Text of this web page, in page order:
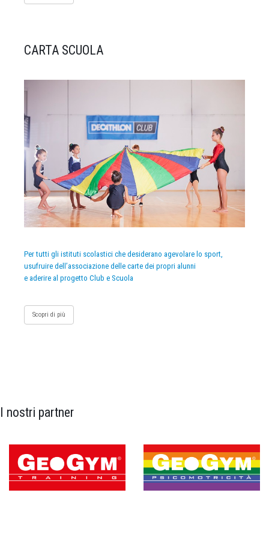
CARTA SCUOLA
Per tutti gli istituti scolastici che desiderano agevolare lo sport,
usufruire dell’associazione delle carte dei propri alunni
e aderire al progetto Club e Scuola
Scopri di più
I nostri partner